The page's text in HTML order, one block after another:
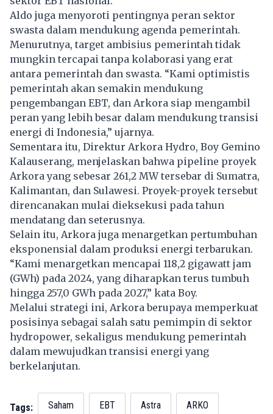
Aldo juga menyoroti pentingnya peran sektor
swasta dalam mendukung agenda pemerintah.
Menurutnya, target ambisius pemerintah tidak
mungkin tercapai tanpa kolaborasi yang erat
antara pemerintah dan swasta. “Kami optimistis
pemerintah akan semakin mendukung
pengembangan EBT, dan Arkora siap mengambil
peran yang lebih besar dalam mendukung transisi
energi di Indonesia,” ujarnya.
Sementara itu, Direktur Arkora Hydro, Boy Gemino
Kalauserang, menjelaskan bahwa pipeline proyek
Arkora yang sebesar 261,2 MW tersebar di Sumatra,
Kalimantan, dan Sulawesi. Proyek-proyek tersebut
direncanakan mulai dieksekusi pada tahun
mendatang dan seterusnya.
Selain itu, Arkora juga menargetkan pertumbuhan
eksponensial dalam produksi energi terbarukan.
“Kami menargetkan mencapai 118,2 gigawatt jam
(GWh) pada 2024, yang diharapkan terus tumbuh
hingga 257,0 GWh pada 2027,” kata Boy.
Melalui strategi ini, Arkora berupaya memperkuat
posisinya sebagai salah satu pemimpin di sektor
hydropower, sekaligus mendukung pemerintah
dalam mewujudkan transisi energi yang
berkelanjutan.
Tags: Saham EBT Astra ARKO